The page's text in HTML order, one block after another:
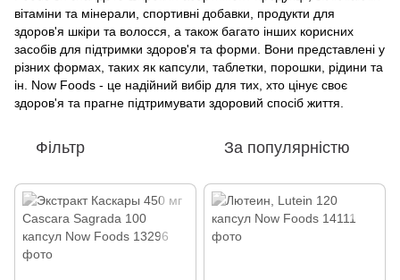
вітаміни та мінерали, спортивні добавки, продукти для
здоров'я шкіри та волосся, а також багато інших корисних
засобів для підтримки здоров'я та форми. Вони представлені у
різних формах, таких як капсули, таблетки, порошки, рідини та
ін. Now Foods - це надійний вибір для тих, хто цінує своє
здоров'я та прагне підтримувати здоровий спосіб життя.
Фільтр За популярністю